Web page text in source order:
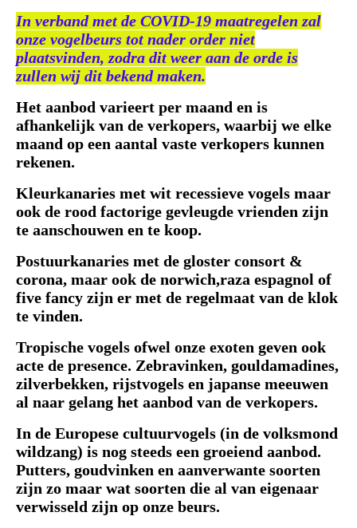
In verband met de COVID-19 maatregelen zal
onze vogelbeurs tot nader order niet
plaatsvinden, zodra dit weer aan de orde is
zullen wij dit bekend maken.
Het aanbod varieert per maand en is
afhankelijk van de verkopers, waarbij we elke
maand op een aantal vaste verkopers kunnen
rekenen.
Kleurkanaries met wit recessieve vogels maar
ook de rood factorige gevleugde vrienden zijn
te aanschouwen en te koop.
Postuurkanaries met de gloster consort &
corona, maar ook de norwich,raza espagnol of
five fancy zijn er met de regelmaat van de klok
te vinden.
Tropische vogels ofwel onze exoten geven ook
acte de presence. Zebravinken, gouldamadines,
zilverbekken, rijstvogels en japanse meeuwen
al naar gelang het aanbod van de verkopers.
In de Europese cultuurvogels (in de volksmond
wildzang) is nog steeds een groeiend aanbod.
Putters, goudvinken en aanverwante soorten
zijn zo maar wat soorten die al van eigenaar
verwisseld zijn op onze beurs.